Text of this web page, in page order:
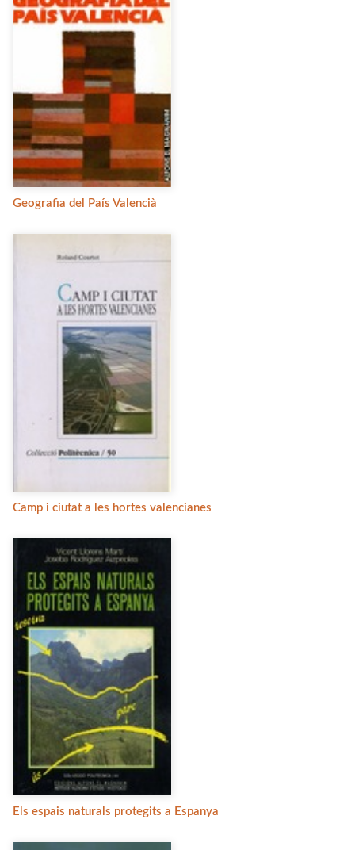
Geografia del País Valencià
Camp i ciutat a les hortes valencianes
Els espais naturals protegits a Espanya